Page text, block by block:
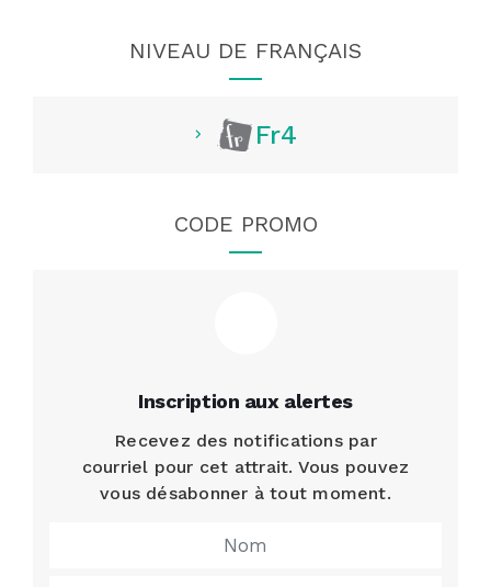
NIVEAU DE FRANÇAIS
Fr4
CODE PROMO
Inscription aux alertes
Recevez des notifications par
courriel pour cet attrait. Vous pouvez
vous désabonner à tout moment.